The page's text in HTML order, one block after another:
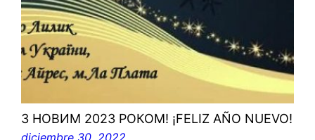
З НОВИМ 2023 РОКОМ! ¡FELIZ AÑO NUEVO!
diciembre 30, 2022